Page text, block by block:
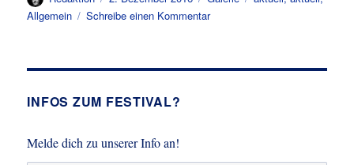
ok doam
Allgemein
Schreibe einen Kommentarzu
Flyer
INFOS ZUM FESTIVAL?
Melde dich zu unserer Info an!